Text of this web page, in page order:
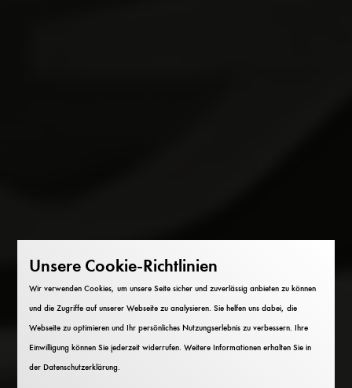
Unsere Cookie-Richtlinien
Wir verwenden Cookies, um unsere Seite sicher und zuverlässig anbieten zu können
und die Zugriffe auf unserer Webseite zu analysieren. Sie helfen uns dabei, die
Webseite zu optimieren und Ihr persönliches Nutzungserlebnis zu verbessern. Ihre
Einwilligung können Sie jederzeit widerrufen. Weitere Informationen erhalten Sie in
derDatenschutzerklärung